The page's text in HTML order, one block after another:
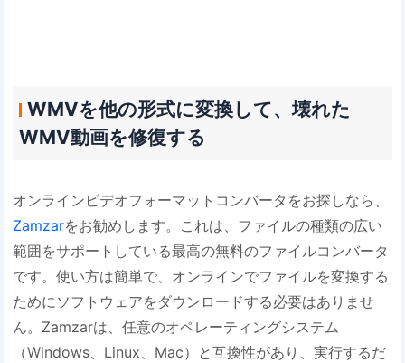
WMVを他の形式に変換して、壊れた
WMV動画を修復する
オンラインビデオフォーマットコンバータをお探しなら、
Zamzarをお勧めします。これは、ファイルの種類の広い
範囲をサポートしている最高の無料のファイルコンバータ
です。使い方は簡単で、オンラインでファイルを変換する
ためにソフトウェアをダウンロードする必要はありませ
ん。Zamzarは、任意のオペレーティングシステム
（Windows、Linux、Mac）と互換性があり、実行するだ